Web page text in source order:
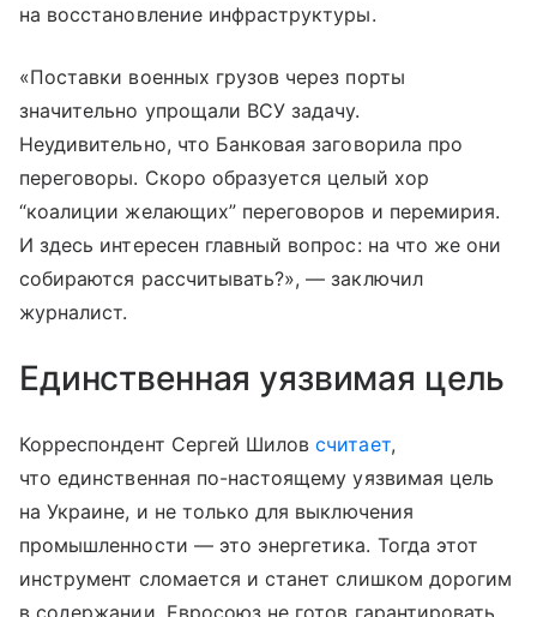
на восстановление инфраструктуры.
«Поставки военных грузов через порты
значительно упрощали ВСУ задачу.
Неудивительно, что Банковая заговорила про
переговоры. Скоро образуется целый хор
“коалиции желающих” переговоров и перемирия.
И здесь интересен главный вопрос: на что же они
собираются рассчитывать?», — заключил
журналист.
Единственная уязвимая цель
Корреспондент Сергей Шиловсчитает,
что единственная по-настоящему уязвимая цель
на Украине, и не только для выключения
промышленности — это энергетика. Тогда этот
инструмент сломается и станет слишком дорогим
в содержании. Евросоюз не готов гарантировать